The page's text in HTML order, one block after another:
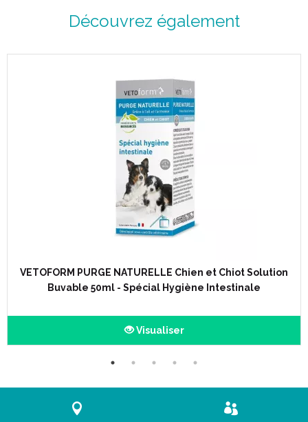
Découvrez également
VETOFORM PURGE NATURELLE Chien et Chiot Solution
Buvable 50ml - Spécial Hygiène Intestinale
Visualiser